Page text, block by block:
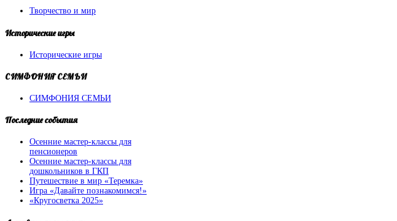
Творчество и мир
Историческиеигры
Исторические игры
СИМФОНИЯСЕМЬИ
СИМФОНИЯ СЕМЬИ
Последниесобытия
Осенние мастер-классы для
пенсионеров
Осенние мастер-классы для
дошкольников в ГКП
Путешествие в мир «Теремка»
Игра «Давайте познакомимся!»
«Кругосветка 2025»